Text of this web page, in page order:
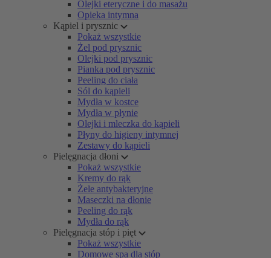
Olejki eteryczne i do masażu
Opieka intymna
Kąpiel i prysznic
Pokaż wszystkie
Żel pod prysznic
Olejki pod prysznic
Pianka pod prysznic
Peeling do ciała
Sól do kąpieli
Mydła w kostce
Mydła w płynie
Olejki i mleczka do kąpieli
Płyny do higieny intymnej
Zestawy do kąpieli
Pielęgnacja dłoni
Pokaż wszystkie
Kremy do rąk
Żele antybakteryjne
Maseczki na dłonie
Peeling do rąk
Mydła do rąk
Pielęgnacja stóp i pięt
Pokaż wszystkie
Domowe spa dla stóp